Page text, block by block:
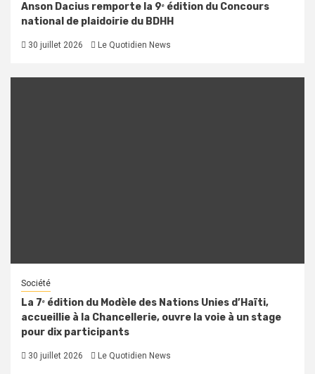
Anson Dacius remporte la 9ᵉ édition du Concours
national de plaidoirie du BDHH
30 juillet 2026 Le Quotidien News
Société
La 7ᵉ édition du Modèle des Nations Unies d’Haïti,
accueillie à la Chancellerie, ouvre la voie à un stage
pour dix participants
30 juillet 2026 Le Quotidien News